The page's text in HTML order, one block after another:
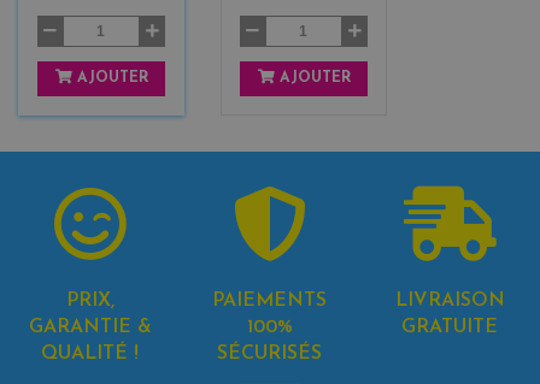
AJOUTER AJOUTER
PRIX,
GARANTIE &
QUALITÉ !
PAIEMENTS
100%
SÉCURISÉS
LIVRAISON
GRATUITE